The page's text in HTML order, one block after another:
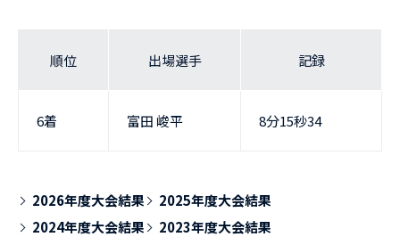
順位 出場選手 記録
6着 富田 峻平 8分15秒34
2026年度大会結果
2025年度大会結果
2024年度大会結果
2023年度大会結果